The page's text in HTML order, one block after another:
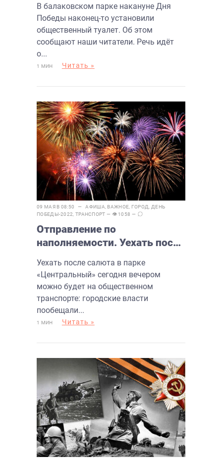
туалет
В балаковском парке накануне Дня
Победы наконец-то установили
общественный туалет. Об этом
сообщают наши читатели. Речь идёт
о...
1 МИН Читать »
09 МАЯ В 08:50 —АФИША ВАЖНОЕ ГОРОД
ДЕНЬ
ПОБЕДЫ-2022 ТРАНСПОРТ — 👁 1058 —
Отправление по
наполняемости. Уехать после
общественном транспорте
Уехать после салюта в парке
«Центральный» сегодня вечером
можно будет на общественном
транспорте: городские власти
пообещали...
1 МИН Читать »